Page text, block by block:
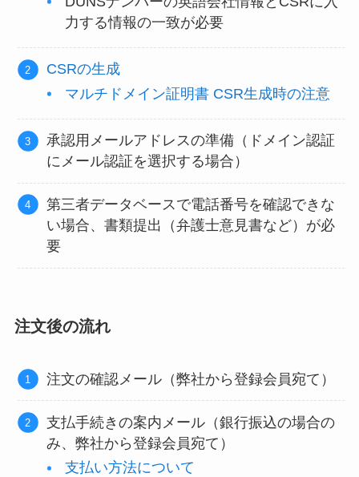
力する情報の一致が必要
CSRの生成
マルチドメイン証明書 CSR生成時の注意
承認用メールアドレスの準備（ドメイン認証
にメール認証を選択する場合）
第三者データベースで電話番号を確認できな
い場合、書類提出（弁護士意見書など）が必
要
注文後の流れ
注文の確認メール（弊社から登録会員宛て）
支払手続きの案内メール（銀行振込の場合の
み、弊社から登録会員宛て）
支払い方法について